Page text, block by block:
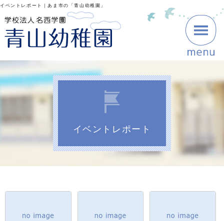
イベントレポート｜あま市の「青山幼稚園」
イベントレポート